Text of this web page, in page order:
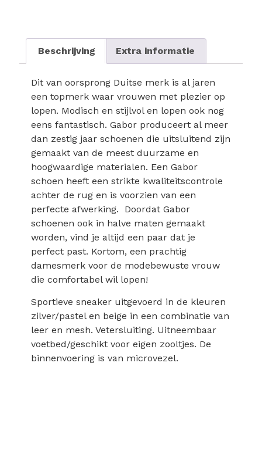
Beschrijving Extra informatie
Dit van oorsprong Duitse merk is al jaren
een topmerk waar vrouwen met plezier op
lopen. Modisch en stijlvol en lopen ook nog
eens fantastisch. Gabor produceert al meer
dan zestig jaar schoenen die uitsluitend zijn
gemaakt van de meest duurzame en
hoogwaardige materialen. Een Gabor
schoen heeft een strikte kwaliteitscontrole
achter de rug en is voorzien van een
perfecte afwerking. Doordat Gabor
schoenen ook in halve maten gemaakt
worden, vind je altijd een paar dat je
perfect past. Kortom, een prachtig
damesmerk voor de modebewuste vrouw
die comfortabel wil lopen!
Sportieve sneaker uitgevoerd in de kleuren
zilver/pastel en beige in een combinatie van
leer en mesh. Vetersluiting. Uitneembaar
voetbed/geschikt voor eigen zooltjes. De
binnenvoering is van microvezel.